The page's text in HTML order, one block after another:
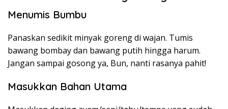
Menumis Bumbu
Panaskan sedikit minyak goreng di wajan. Tumis
bawang bombay dan bawang putih hingga harum.
Jangan sampai gosong ya, Bun, nanti rasanya pahit!
Masukkan Bahan Utama